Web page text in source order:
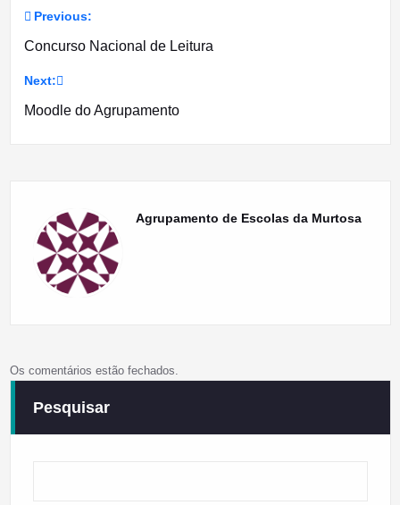
Navegação
artigos
Previous:
Concurso Nacional de Leitura
Next:
Moodle do Agrupamento
Agrupamento de Escolas da Murtosa
Os comentários estão fechados.
Pesquisar